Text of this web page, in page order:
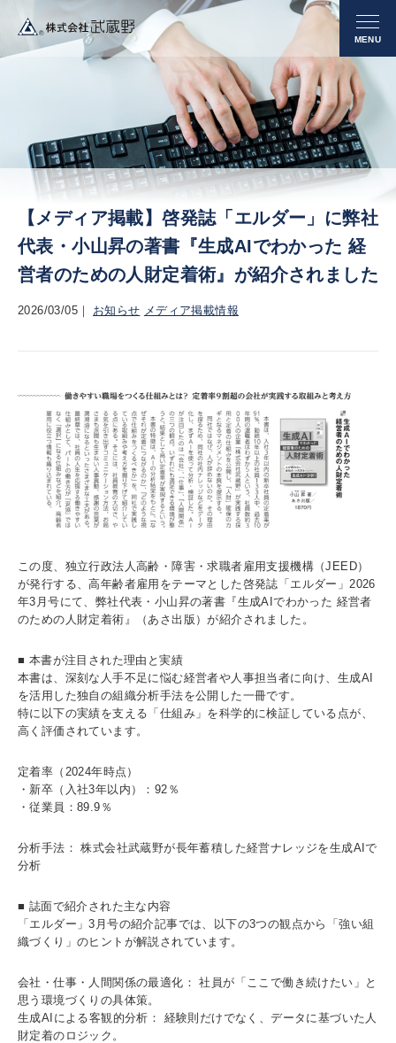
【メディア掲載】啓発誌「エルダー」に弊社
代表・小山昇の著書『生成AIでわかった 経
営者のための人財定着術』が紹介されました
2026/03/05 お知らせ メディア掲載情報
この度、独立行政法人高齢・障害・求職者雇用支援機構（JEED）
が発行する、高年齢者雇用をテーマとした啓発誌「エルダー」2026
年3月号にて、弊社代表・小山昇の著書『生成AIでわかった 経営者
のための人財定着術』（あさ出版）が紹介されました。
■ 本書が注目された理由と実績
本書は、深刻な人手不足に悩む経営者や人事担当者に向け、生成AI
を活用した独自の組織分析手法を公開した一冊です。
特に以下の実績を支える「仕組み」を科学的に検証している点が、
高く評価されています。
定着率（2024年時点）
・新卒（入社3年以内）：92％
・従業員：89.9％
分析手法： 株式会社武蔵野が長年蓄積した経営ナレッジを生成AIで
分析
■ 誌面で紹介された主な内容
「エルダー」3月号の紹介記事では、以下の3つの観点から「強い組
織づくり」のヒントが解説されています。
会社・仕事・人間関係の最適化： 社員が「ここで働き続けたい」と
思う環境づくりの具体策。
生成AIによる客観的分析： 経験則だけでなく、データに基づいた人
財定着のロジック。